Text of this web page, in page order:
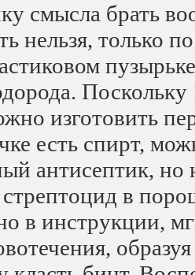
смысла брать
нельзя, только
изготовить
есть спирт,
антисептик, но
в
в инструкции,